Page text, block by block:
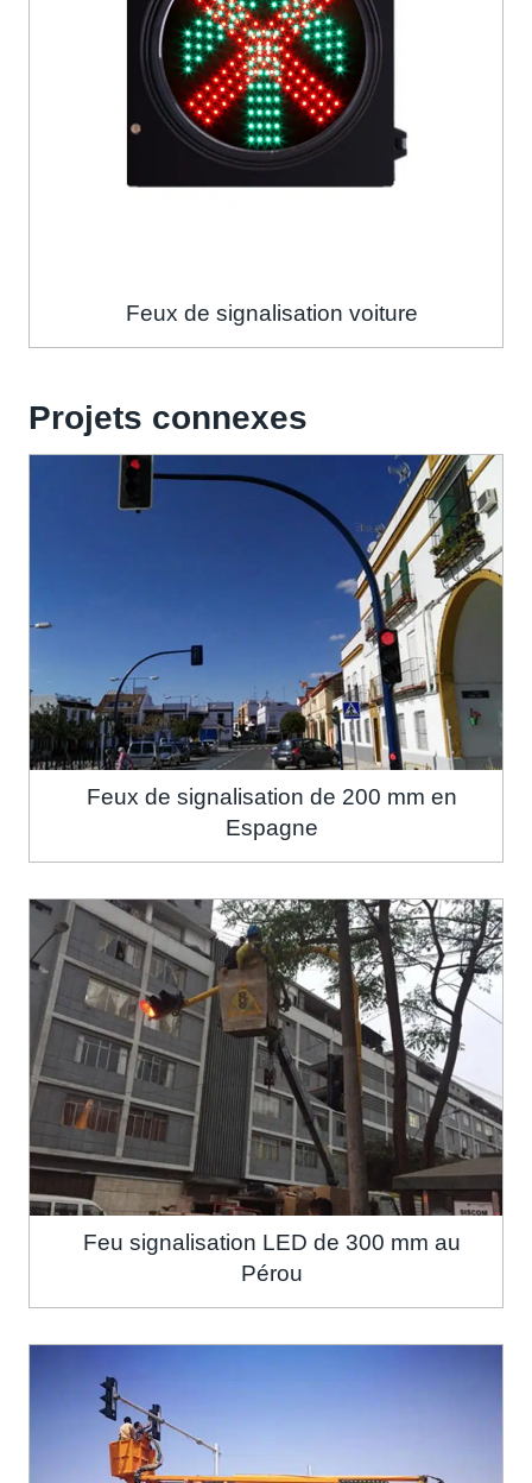
Feux de signalisation voiture
Projets connexes
Feux de signalisation de 200 mm en
Espagne
Feu signalisation LED de 300 mm au
Pérou